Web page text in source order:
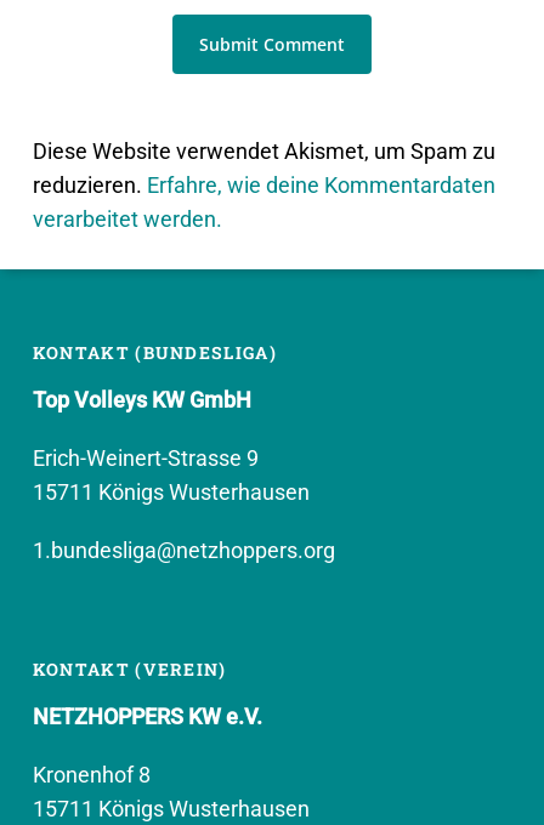
Diese Website verwendet Akismet, um Spam zu
reduzieren. Erfahre, wie deine Kommentardaten
verarbeitet werden.
KONTAKT (BUNDESLIGA)
Top Volleys KW GmbH
Erich-Weinert-Strasse 9
15711 Königs Wusterhausen
1.bundesliga@netzhoppers.org
KONTAKT (VEREIN)
NETZHOPPERS KW e.V.
Kronenhof 8
15711 Königs Wusterhausen